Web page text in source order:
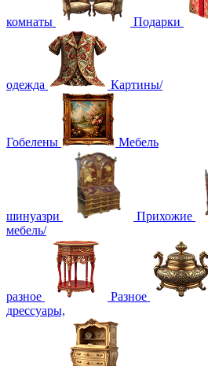
комнаты Подарки
одежда Картины/
Гобелены Мебель
шинуазри Прихожие
мебель/
разное Разное
дрессуары,